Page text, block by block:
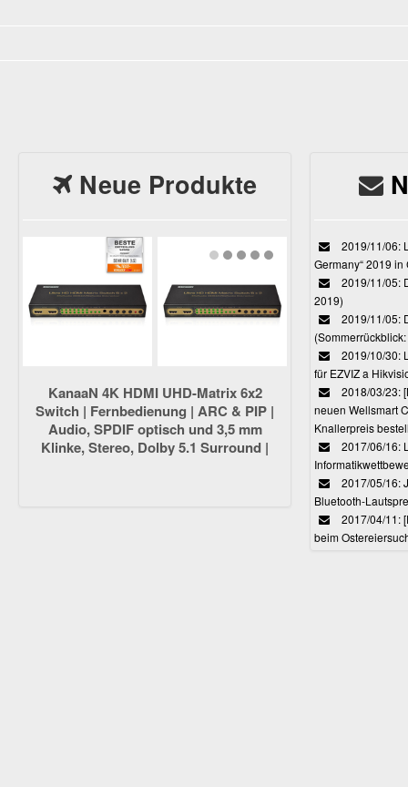
Neue Produkte
KanaaN 4K HDMI UHD-Matrix 6x2
Switch | Fernbedienung | ARC & PIP |
Audio, SPDIF optisch und 3,5 mm
Klinke, Stereo, Dolby 5.1 Surround |
2019/11/06:
Germany“ 2019
2019/11/05:
2019)
2019/11/05:
2019/10/30:
für EZVIZ a
2018/03/23:
neuen Wellsmart
Knallerpreis
2017/06/16:
2017/05/16:
Bluetooth-
2017/04/11:
beim